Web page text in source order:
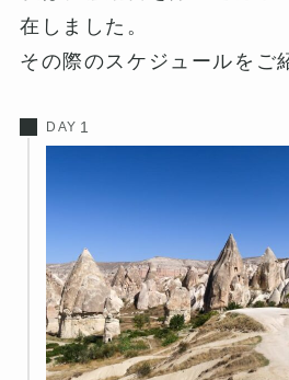
在しました。
その際のスケジュールをご
DAY